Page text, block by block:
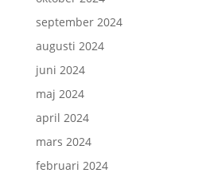
september 2024
augusti 2024
juni 2024
maj 2024
april 2024
mars 2024
februari 2024